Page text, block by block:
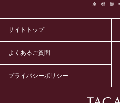
サイトトップ
よくあるご質問
プライバシーポリシー